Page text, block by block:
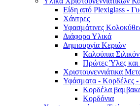
Είδη από Plexiglass -
Χάντρες
Υφασμάτινες
Διάφορα Υλικά
Δημιουργία Κεριών
Καλούπια
Πρώτες Ύλες και
Χριστουγεννιάτικα
Υφάσματα - Κορδέλες -
Κορδέλα
Κορδόνια